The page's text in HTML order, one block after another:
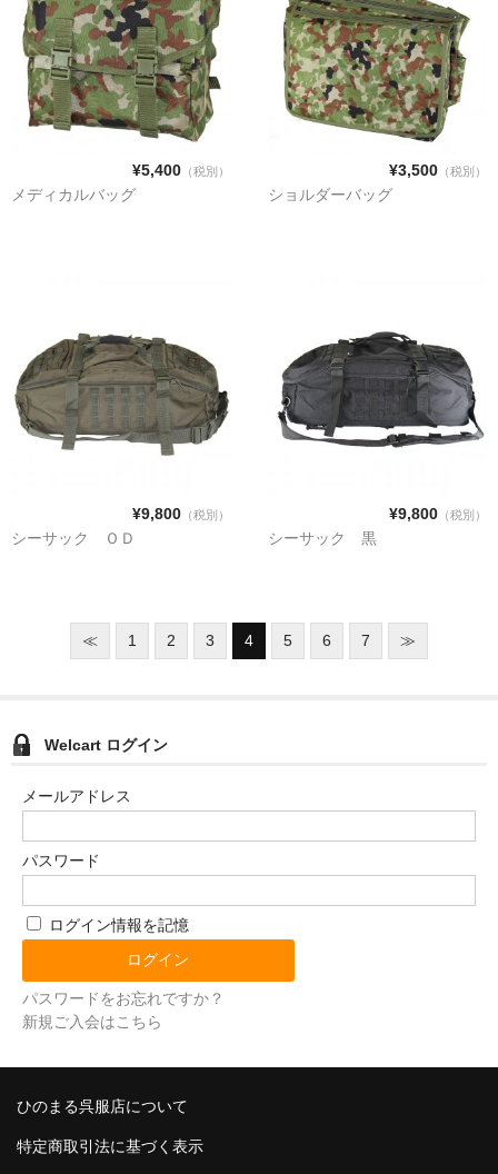
¥5,400（税別）
メディカルバッグ
¥3,500（税別）
ショルダーバッグ
¥9,800（税別）
シーサック ＯＤ
¥9,800（税別）
シーサック 黒
≪ 1 2 3 4 5 6 7 ≫
Welcart ログイン
メールアドレス
パスワード
ログイン情報を記憶
パスワードをお忘れですか？
新規ご入会はこちら
ひのまる呉服店について
特定商取引法に基づく表示